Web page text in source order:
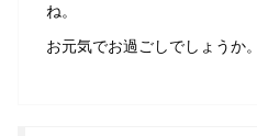
ね。
お元気でお過ごしでしょうか。